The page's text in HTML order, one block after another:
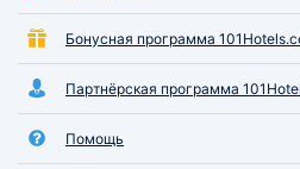
Бонусная программа
Партнёрская программа
Помощь